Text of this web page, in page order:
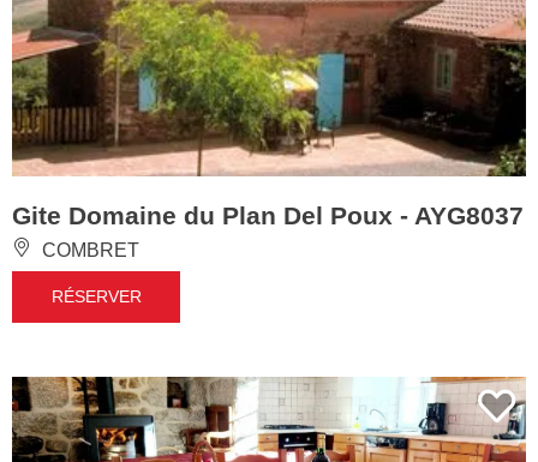
Gite Domaine du Plan Del Poux - AYG8037
COMBRET
RÉSERVER